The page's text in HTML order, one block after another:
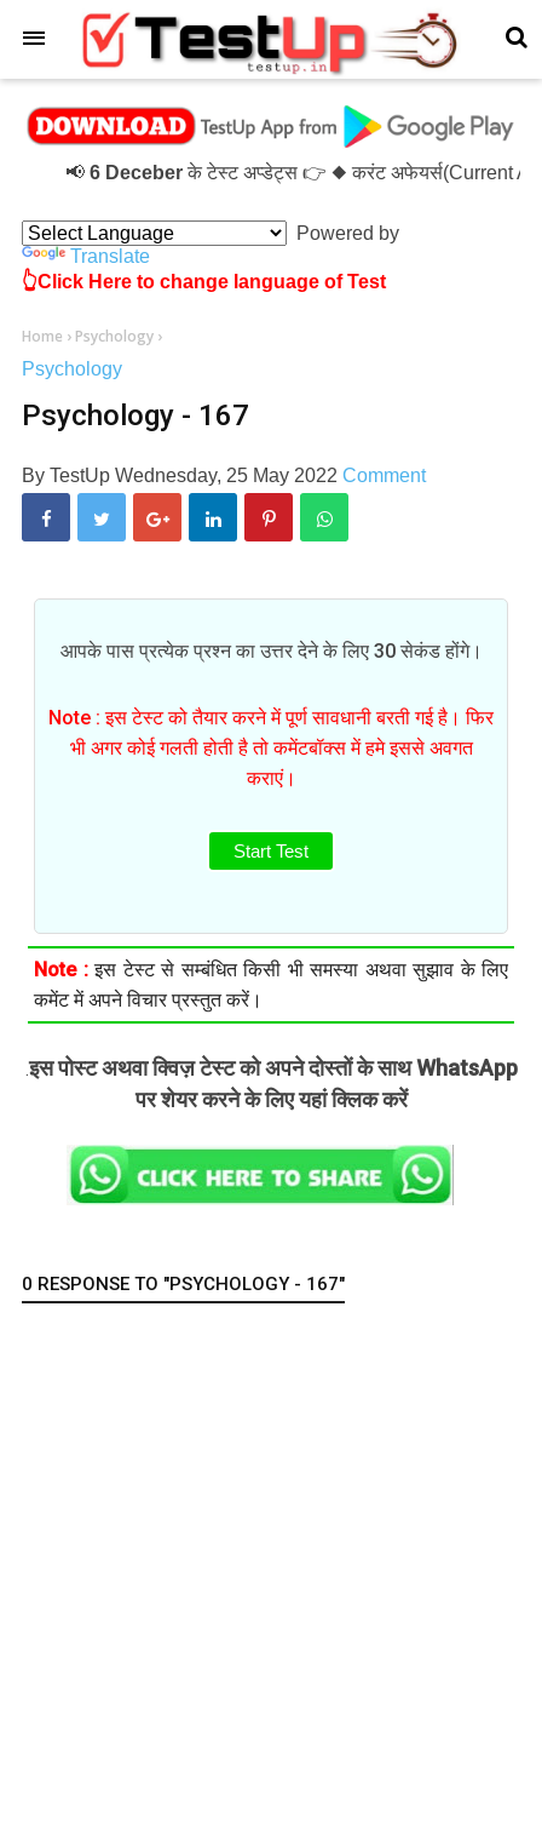
6 Deceberके टेस्ट अप्डेट्स 👉 ◆ करंट अफेयर्स(Current
Powered by
Translate
👆Click Here to change language of Test
Home › Psychology ›
Psychology
Psychology - 167
By TestUp Wednesday, 25 May 2022 Comment
आपके पास प्रत्येक प्रश्न का उत्तर देने के लिए 30 सेकंड होंगे।
Note : इस टेस्ट को तैयार करने में पूर्ण सावधानी बरती गई है। फिर
भी अगर कोई गलती होती है तो कमेंटबॉक्स में हमे इससे अवगत
कराएं।
Start Test
Note :इस टेस्ट से सम्बंधित किसी भी समस्या अथवा सुझाव के लिए
कमेंट में अपने विचार प्रस्तुत करें।
.इस पोस्ट अथवा क्विज़ टेस्ट को अपने दोस्तों के साथ WhatsApp
पर शेयर करने के लिए यहां क्लिक करें
0 RESPONSE TO "PSYCHOLOGY - 167"